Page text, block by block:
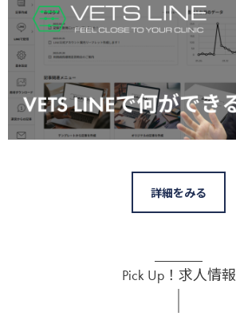
詳細をみる
Pick Up！求人情報